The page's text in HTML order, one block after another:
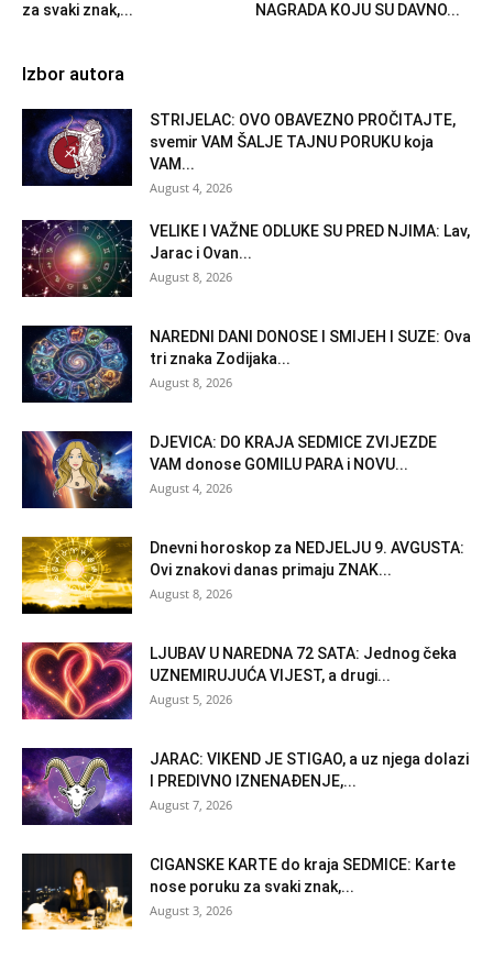
za svaki znak,...
NAGRADA KOJU SU DAVNO...
Izbor autora
STRIJELAC: OVO OBAVEZNO PROČITAJTE,
svemir VAM ŠALJE TAJNU PORUKU koja
VAM...
August 4, 2026
VELIKE I VAŽNE ODLUKE SU PRED NJIMA: Lav,
Jarac i Ovan...
August 8, 2026
NAREDNI DANI DONOSE I SMIJEH I SUZE: Ova
tri znaka Zodijaka...
August 8, 2026
DJEVICA: DO KRAJA SEDMICE ZVIJEZDE
VAM donose GOMILU PARA i NOVU...
August 4, 2026
Dnevni horoskop za NEDJELJU 9. AVGUSTA:
Ovi znakovi danas primaju ZNAK...
August 8, 2026
LJUBAV U NAREDNA 72 SATA: Jednog čeka
UZNEMIRUJUĆA VIJEST, a drugi...
August 5, 2026
JARAC: VIKEND JE STIGAO, a uz njega dolazi
I PREDIVNO IZNENAĐENJE,...
August 7, 2026
CIGANSKE KARTE do kraja SEDMICE: Karte
nose poruku za svaki znak,...
August 3, 2026